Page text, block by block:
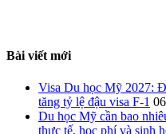
Bài viết mới
Visa Du học Mỹ 2027:
tăng tỷ lệ đậu visa F-1
Du học Mỹ cần bao
thực tế, học phí và sinh